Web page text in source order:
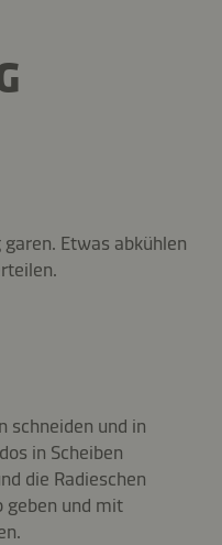
Etwas abkühlen
schneiden und in
in Scheiben
die Radieschen
geben und mit